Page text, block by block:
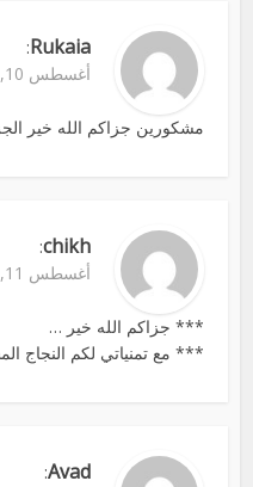
Rukaia
:
أغسطس 10, 2014 الساعة 10:27 م
مشكورين جزاكم الله خير
chikh
:
أغسطس 11, 2014 الساعة 9:12 م
*** جزاكم الله خير …
*** مع تمنياتي لكم النجاج
Avad
: